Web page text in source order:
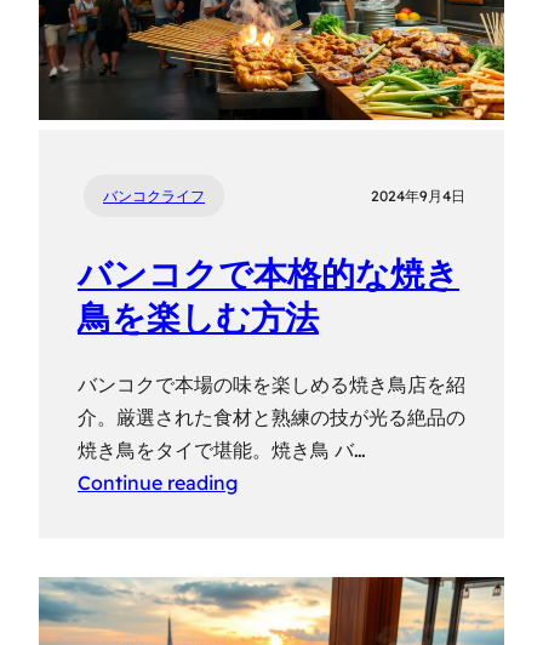
バンコクライフ 2024年9月4日
バンコクで本格的な焼き
鳥を楽しむ方法
バンコクで本場の味を楽しめる焼き鳥店を紹
介。厳選された食材と熟練の技が光る絶品の
焼き鳥をタイで堪能。焼き鳥 バ…
Continue reading